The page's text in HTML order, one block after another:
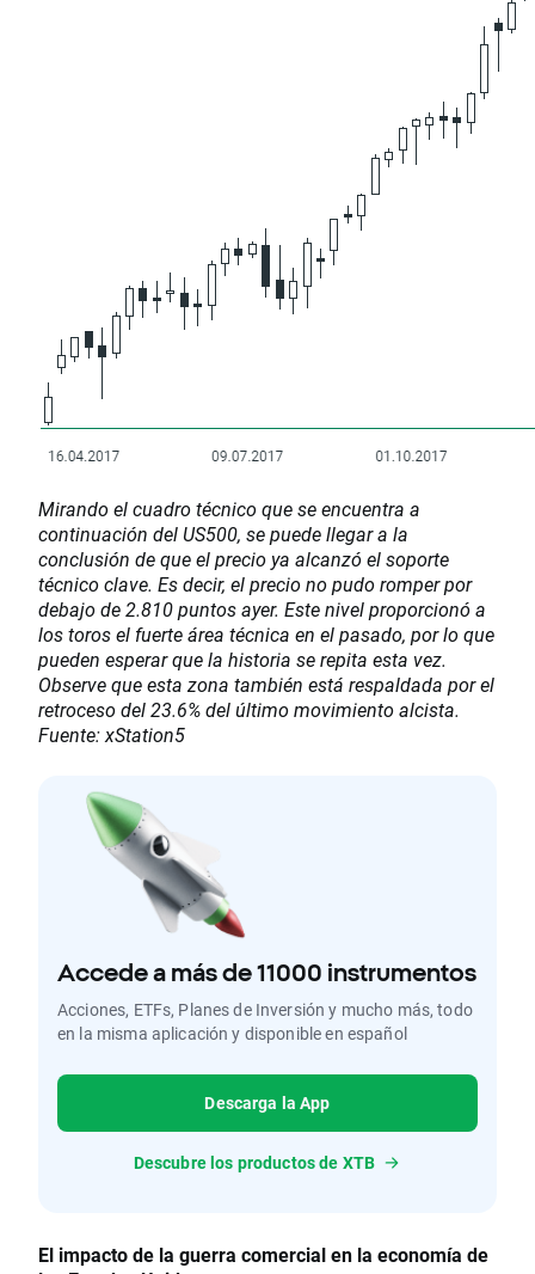
Mirando el cuadro técnico que se encuentra a
continuación del US500, se puede llegar a la
conclusión de que el precio ya alcanzó el soporte
técnico clave. Es decir, el precio no pudo romper por
debajo de 2.810 puntos ayer. Este nivel proporcionó a
los toros el fuerte área técnica en el pasado, por lo que
pueden esperar que la historia se repita esta vez.
Observe que esta zona también está respaldada por el
retroceso del 23.6% del último movimiento alcista.
Fuente: xStation5
Accede a más de 11000 instrumentos
Acciones, ETFs, Planes de Inversión y mucho más, todo
en la misma aplicación y disponible en español
Descarga la App
Descubre los productos de XTB
El impacto de la guerra comercial en la economía de